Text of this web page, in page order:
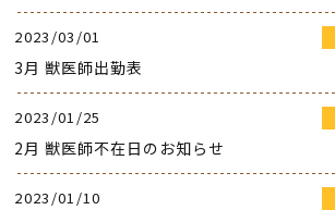
2023/03/01
3月 獣医師出勤表
2023/01/25
2月 獣医師不在日のお知らせ
2023/01/10